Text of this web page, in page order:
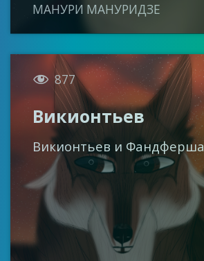
МАНУРИ МАНУРИДЗЕ
 877
Викионтьев
Викионтьев и Фандферша